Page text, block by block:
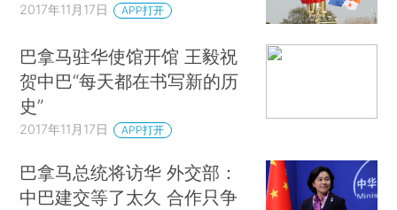
2017年11月17日 APP打开
巴拿马驻华使馆开馆 王毅祝
贺中巴“每天都在书写新的历
史”
2017年11月17日 APP打开
巴拿马总统将访华 外交部：
中巴建交等了太久 合作只争